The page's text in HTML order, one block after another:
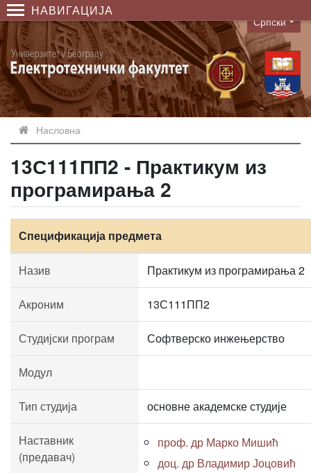
НАВИГАЦИЈА
Language
Српски
Насловна
13С111ПП2 - Практикум из
програмирања 2
Спецификација предмета
Назив Практикум из програмирања 2
Акроним 13С111ПП2
Студијски програм Софтверско инжењерство
Модул
Тип студија основне академске студије
Наставник
(предавач)
проф. др Марко Мишић
доц. др Владимир Јоцовић